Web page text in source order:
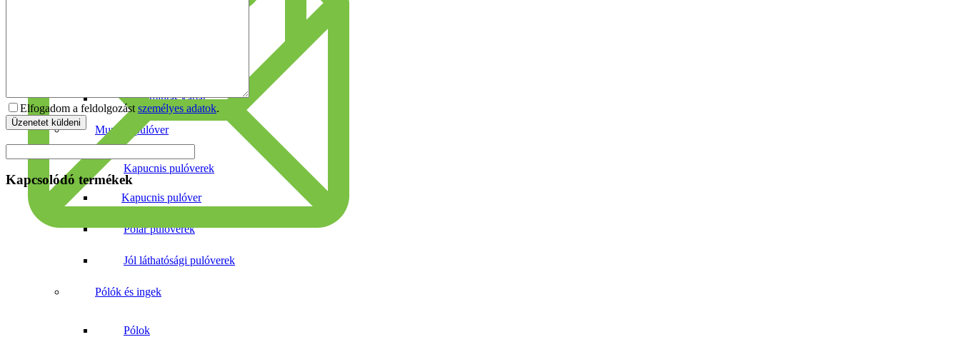
Terepmintás kabát
Munkás pulóver
Kapucnis pulóverek
Kapucnis pulóver
Polár pulóverek
Jól láthatósági pulóverek
Pólók és ingek
Pólok
Elfogadom a feldolgozást személyes adatok.
Kapcsolódó termékek